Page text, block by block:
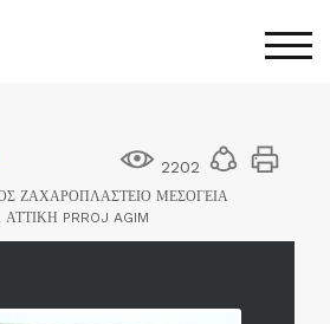
2202
ΖΑΧΑΡΟΠΛΑΣΤΕΙΟ ΜΕΣΟΓΕΙΑ
PRROJ AGIM